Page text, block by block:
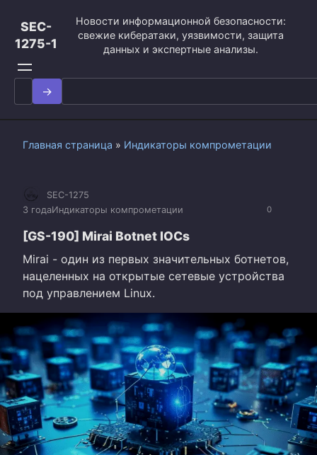
контенту
SEC-
1275-1
Новости информационной безопасности:
свежие кибератаки, уязвимости, защита
данных и экспертные анализы.
Search
for:
Главная страница » Индикаторы компрометации
0
SEC-1275
3 годаИндикаторы компрометации
[GS-190] Mirai Botnet IOCs
Mirai - один из первых значительных ботнетов,
нацеленных на открытые сетевые устройства
под управлением Linux.